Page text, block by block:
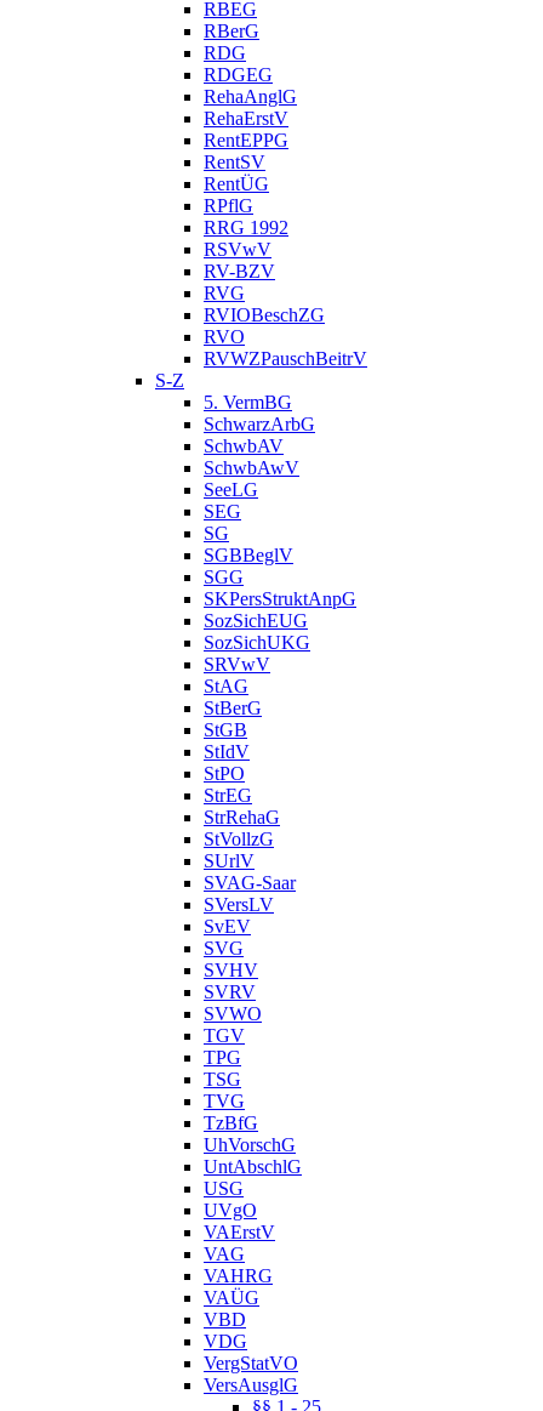
RBEG
RBerG
RDG
RDGEG
RehaAnglG
RehaErstV
RentEPPG
RentSV
RentÜG
RPflG
RRG 1992
RSVwV
RV-BZV
RVG
RVIOBeschZG
RVO
RVWZPauschBeitrV
S-Z
5. VermBG
SchwarzArbG
SchwbAV
SchwbAwV
SeeLG
SEG
SG
SGBBeglV
SGG
SKPersStruktAnpG
SozSichEUG
SozSichUKG
SRVwV
StAG
StBerG
StGB
StIdV
StPO
StrEG
StrRehaG
StVollzG
SUrlV
SVAG-Saar
SVersLV
SvEV
SVG
SVHV
SVRV
SVWO
TGV
TPG
TSG
TVG
TzBfG
UhVorschG
UntAbschlG
USG
UVgO
VAErstV
VAG
VAHRG
VAÜG
VBD
VDG
VergStatVO
VersAusglG
§§ 1 - 25